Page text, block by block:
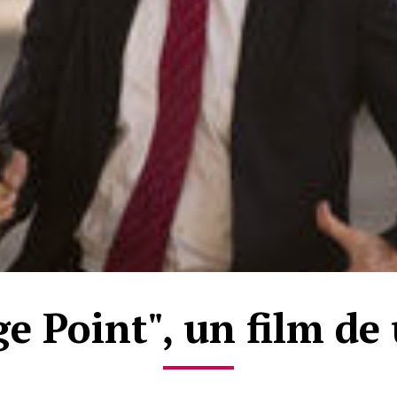
Point", un film